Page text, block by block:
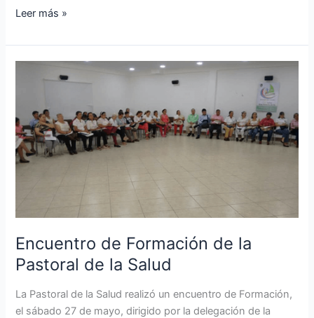
Leer más »
Encuentro de Formación de la
Pastoral de la Salud
La Pastoral de la Salud realizó un encuentro de Formación,
el sábado 27 de mayo, dirigido por la delegación de la
de
la
Pastoral